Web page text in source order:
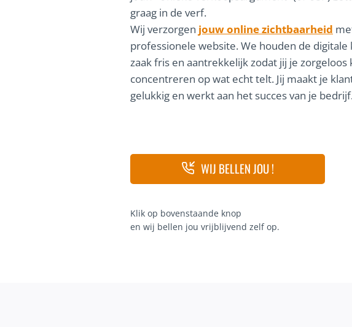
graag in de verf.
Wij verzorgen jouw online zichtbaarheid
professionele website. We houden de digitale
zaak fris en aantrekkelijk zodat jij je zorgeloos
concentreren op wat echt telt. Jij maakt je
gelukkig en werkt aan het succes van je
WIJ BELLEN JOU !
Klik op bovenstaande knop
en wij bellen jou vrijblijvend zelf op.